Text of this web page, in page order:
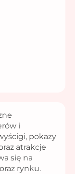
i
pokazy
atrakcje
się na
rynku.